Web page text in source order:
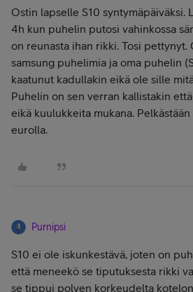
Ostin lapselle S10 syntymäpäiväksi.
4h kun puhelin putosi vahinkossa
on reunasta ihan rikki. Tosi pettynyt.
samsung puhelimia ja oma puhelin
kaatunut kadullakin eikä ole sille
Puhelin on sen verran kallistakin
eikä kuulukkeita mukana.
eurolla.
Purnipsi
S10 ei ole iskunkestävä, joten on
että meneekö se tiputuksesta rikki
se tippui polven korkeudelta